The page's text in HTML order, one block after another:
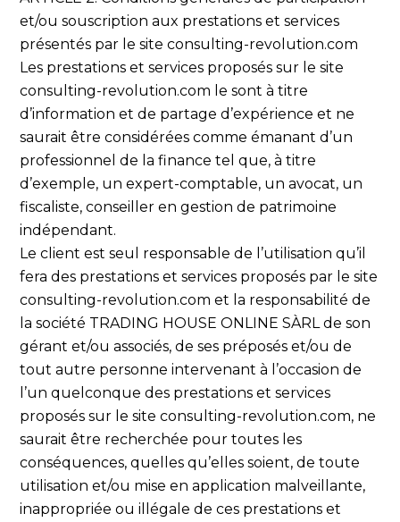
et/ou souscription aux prestations et services
présentés par le site consulting-revolution.com
Les prestations et services proposés sur le site
consulting-revolution.com le sont à titre
d’information et de partage d’expérience et ne
saurait être considérées comme émanant d’un
professionnel de la finance tel que, à titre
d’exemple, un expert-comptable, un avocat, un
fiscaliste, conseiller en gestion de patrimoine
indépendant.
Le client est seul responsable de l’utilisation qu’il
fera des prestations et services proposés par le site
consulting-revolution.com et la responsabilité de
la société TRADING HOUSE ONLINE SÀRL de son
gérant et/ou associés, de ses préposés et/ou de
tout autre personne intervenant à l’occasion de
l’un quelconque des prestations et services
proposés sur le site consulting-revolution.com, ne
saurait être recherchée pour toutes les
conséquences, quelles qu’elles soient, de toute
utilisation et/ou mise en application malveillante,
inappropriée ou illégale de ces prestations et